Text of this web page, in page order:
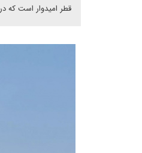
قطر امیدوار است که در ایام جام جهانی، یعنی در